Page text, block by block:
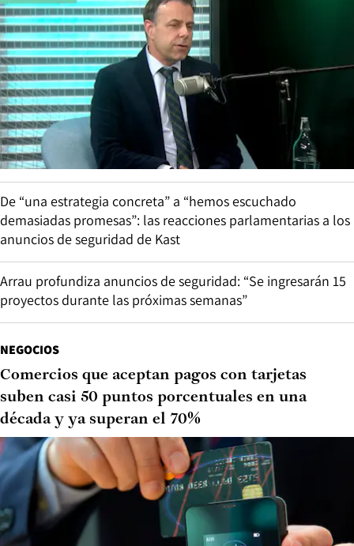
De “una estrategia concreta” a “hemos escuchado
demasiadas promesas”: las reacciones parlamentarias a los
anuncios de seguridad de Kast
Arrau profundiza anuncios de seguridad: “Se ingresarán 15
proyectos durante las próximas semanas”
NEGOCIOS
Comercios que aceptan pagos con tarjetas
suben casi 50 puntos porcentuales en una
década y ya superan el 70%